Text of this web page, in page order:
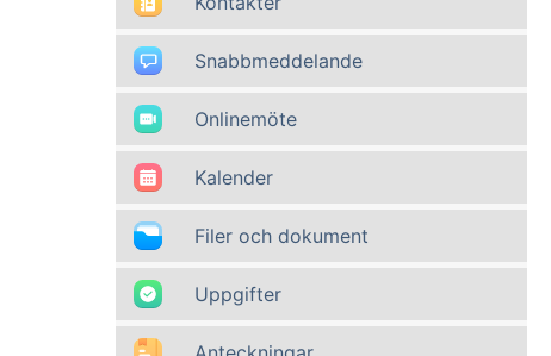
Snabbmeddelande
Onlinemöte
Kalender
Filer och dokument
Uppgifter